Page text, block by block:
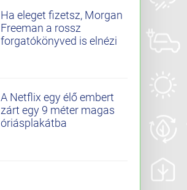
Ha eleget fizetsz, Morgan
Freeman a rossz
forgatókönyved is elnézi
A Netflix egy élő embert
zárt egy 9 méter magas
óriásplakátba